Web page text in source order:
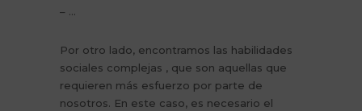
– …
Por otro lado, encontramos las habilidades
sociales complejas , que son aquellas que
requieren más esfuerzo por parte de
nosotros. En este caso, es necesario el